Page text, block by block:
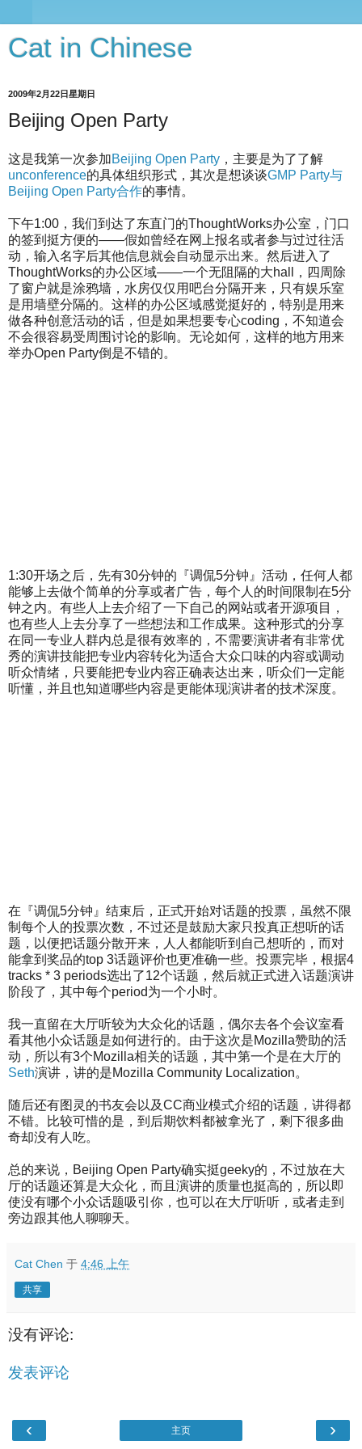
Cat in Chinese
2009年2月22日星期日
Beijing Open Party
这是我第一次参加Beijing Open Party ，主要是为了了解
unconference的具体组织形式，其次是想谈谈GMP Party与
Beijing Open Party合作的事情。
下午1:00，我们到达了东直门的ThoughtWorks办公室，门口
的签到挺方便的——假如曾经在网上报名或者参与过过往活
动，输入名字后其他信息就会自动显示出来。然后进入了
ThoughtWorks的办公区域——一个无阻隔的大hall，四周除
了窗户就是涂鸦墙，水房仅仅用吧台分隔开来，只有娱乐室
是用墙壁分隔的。这样的办公区域感觉挺好的，特别是用来
做各种创意活动的话，但是如果想要专心coding，不知道会
不会很容易受周围讨论的影响。无论如何，这样的地方用来
举办Open Party倒是不错的。
1:30开场之后，先有30分钟的『调侃5分钟』活动，任何人都
能够上去做个简单的分享或者广告，每个人的时间限制在5分
钟之内。有些人上去介绍了一下自己的网站或者开源项目，
也有些人上去分享了一些想法和工作成果。这种形式的分享
在同一专业人群内总是很有效率的，不需要演讲者有非常优
秀的演讲技能把专业内容转化为适合大众口味的内容或调动
听众情绪，只要能把专业内容正确表达出来，听众们一定能
听懂，并且也知道哪些内容是更能体现演讲者的技术深度。
在『调侃5分钟』结束后，正式开始对话题的投票，虽然不限
制每个人的投票次数，不过还是鼓励大家只投真正想听的话
题，以便把话题分散开来，人人都能听到自己想听的，而对
能拿到奖品的top 3话题评价也更准确一些。投票完毕，根据4
tracks * 3 periods选出了12个话题，然后就正式进入话题演讲
阶段了，其中每个period为一个小时。
我一直留在大厅听较为大众化的话题，偶尔去各个会议室看
看其他小众话题是如何进行的。由于这次是Mozilla赞助的活
动，所以有3个Mozilla相关的话题，其中第一个是在大厅的
Seth演讲，讲的是Mozilla Community Localization。
随后还有图灵的书友会以及CC商业模式介绍的话题，讲得都
不错。比较可惜的是，到后期饮料都被拿光了，剩下很多曲
奇却没有人吃。
总的来说，Beijing Open Party确实挺geeky的，不过放在大
厅的话题还算是大众化，而且演讲的质量也挺高的，所以即
使没有哪个小众话题吸引你，也可以在大厅听听，或者走到
旁边跟其他人聊聊天。
Cat Chen 于 4:46 上午
共享
没有评论:
发表评论
‹ ›
主页